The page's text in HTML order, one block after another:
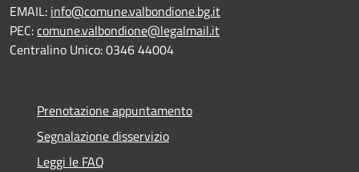
EMAIL: info@comune.valbondione.bg.it
PEC:comune.valbondione@legalmail.it
Centralino Unico: 0346 44004
Prenotazione appuntamento
Segnalazione disservizio
Leggi le FAQ